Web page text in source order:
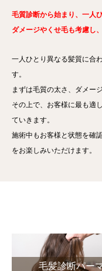
毛質診断から始まり、一人
ダメージやくせ毛も考慮し
一人ひとり異なる髪質に合
す。
まずは毛質の太さ、ダメー
その上で、お客様に最も適
ていきます。
施術中もお客様と状態を確
をお楽しみいただけます。
毛髪診断パー